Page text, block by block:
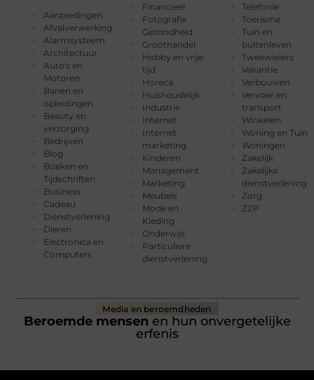
Aanbiedingen
Afvalverwerking
Alarmsysteem
Architectuur
Auto's en
Motoren
Banen en
opleidingen
Beauty en
verzorging
Bedrijven
Blog
Boeken en
Tijdschriften
Business
Cadeau
Dienstverlening
Dieren
Electronica en
Computers
Financieel
Fotografie
Gezondheid
Groothandel
Hobby en vrije
tijd
Horeca
Huishoudelijk
Industrie
Internet
Internet
marketing
Kinderen
Management
Marketing
Meubels
Mode en
Kleding
Onderwijs
Particuliere
dienstverlening
Telefonie
Toerisme
Tuin en
buitenleven
Tweewielers
Vakantie
Verbouwen
Vervoer en
transport
Winkelen
Woning en Tuin
Woningen
Zakelijk
Zakelijke
dienstverlening
Zorg
ZZP
Media en beroemdheden
Beroemde mensen en hun onvergetelijke
erfenis